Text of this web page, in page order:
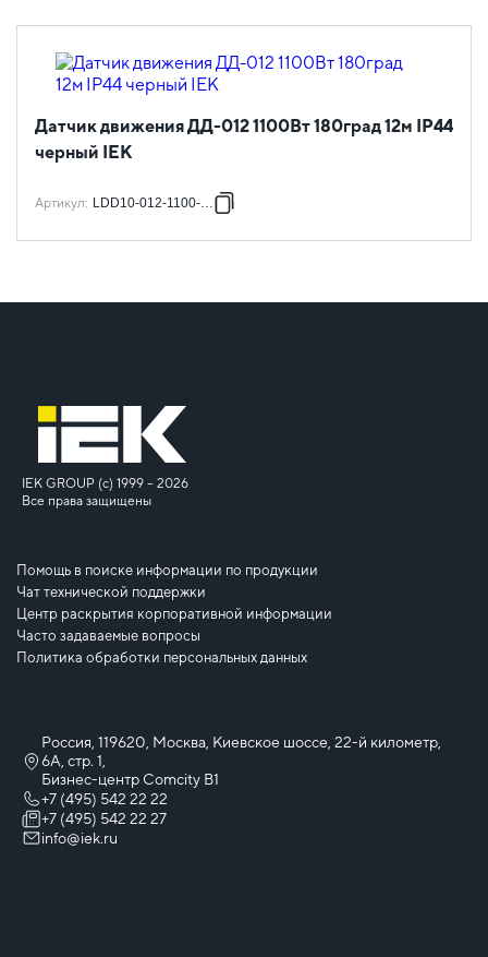
Датчик движения ДД-012 1100Вт 180град 12м IP44
черный IEK
Артикул: LDD10-012-1100-002
IEK GROUP (c) 1999 – 2026
Все права защищены
Помощь в поиске информации по продукции
Чат технической поддержки
Центр раскрытия корпоративной информации
Часто задаваемые вопросы
Политика обработки персональных данных
Россия, 119620, Москва, Киевское шоссе, 22-й километр,
6А, стр. 1,
Бизнес-центр Comcity B1
+7 (495) 542 22 22
+7 (495) 542 22 27
info@iek.ru